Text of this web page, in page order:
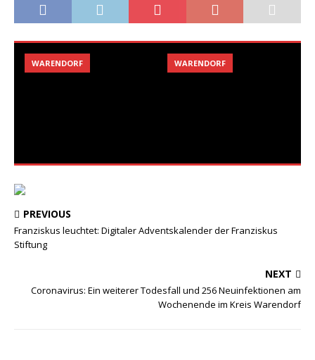
WARENDORF WARENDORF
PREVIOUS
Franziskus leuchtet: Digitaler Adventskalender der Franziskus
Stiftung
NEXT
Coronavirus: Ein weiterer Todesfall und 256 Neuinfektionen am
Wochenende im Kreis Warendorf